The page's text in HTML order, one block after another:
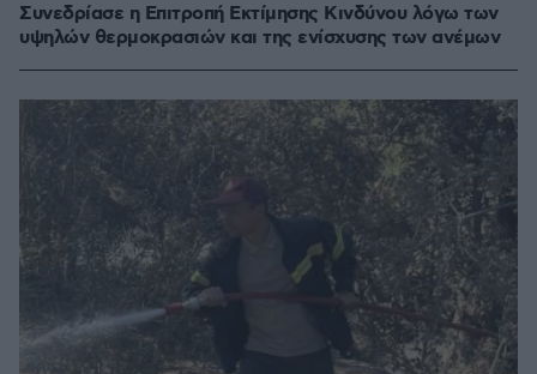
Συνεδρίασε η Επιτροπή Εκτίμησης Κινδύνου λόγω των
υψηλών θερμοκρασιών και της ενίσχυσης των ανέμων